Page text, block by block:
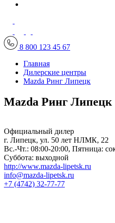
8 800 123 45 67
Главная
Дилерские центры
Mazda Ринг Липецк
Mazda Ринг Липецк
Официальный дилер
г. Липецк, ул. 50 лет НЛМК, 22
Вс.-Чт.: 08:00-20:00, Пятница:
Суббота: выходной
http://www.mazda-lipetsk.ru
info@mazda-lipetsk.ru
+7 (4742) 32-77-77